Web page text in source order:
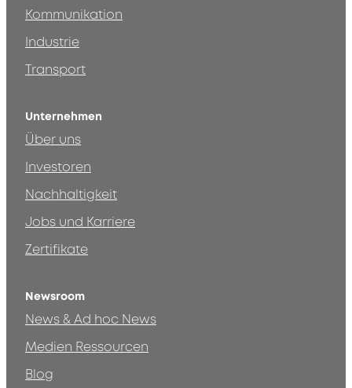
Kommunikation
Industrie
Transport
Unternehmen
Über uns
Investoren
Nachhaltigkeit
Jobs und Karriere
Zertifikate
Newsroom
News & Ad hoc News
Medien Ressourcen
Blog